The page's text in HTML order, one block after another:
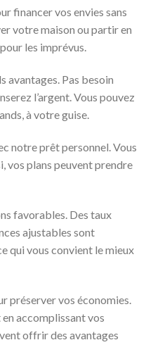
financer vos envies sans
votre maison ou partir en
les imprévus.
avantages. Pas besoin
l’argent. Vous pouvez
à votre guise.
notre prêt personnel. Vous
vos plans peuvent prendre
favorables. Des taux
ajustables sont
qui vous convient le mieux
préserver vos économies.
accomplissant vos
offrir des avantages